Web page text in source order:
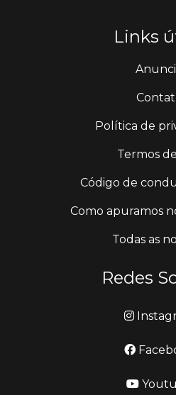
Links
Política de
Termos
Código de
Como apuramos
Todas as
Redes